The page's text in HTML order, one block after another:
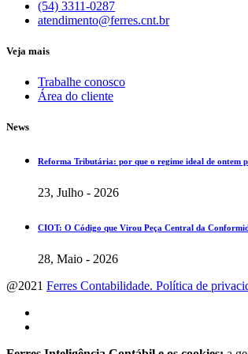
(54) 3311-0287
atendimento@ferres.cnt.br
Veja mais
Trabalhe conosco
Área do cliente
News
Reforma Tributária: por que o regime ideal de ontem
23, Julho - 2026
CIOT: O Código que Virou Peça Central da
28, Maio - 2026
@2021 Ferres Contabilidade. Política de